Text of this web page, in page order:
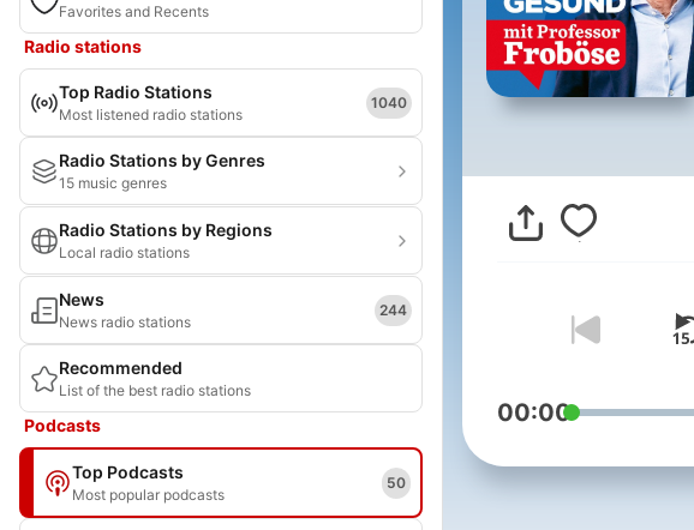
Favorites and Recents
Radio stations
Top Radio Stations
Most listened radio stations
1040
Radio Stations by Genres
15 music genres
Radio Stations by Regions
Local radio stations
News
News radio stations
244
Recommended
List of the best radio stations
Podcasts
Top Podcasts
Most popular podcasts
50
00:00